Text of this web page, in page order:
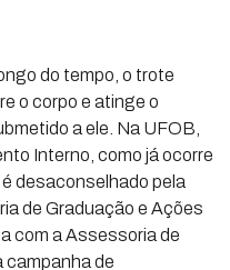
do tempo, o trote
o corpo e atinge o
a ele. Na UFOB,
Interno, como já ocorre
desaconselhado pela
de Graduação e Ações
com a Assessoria de
campanha de